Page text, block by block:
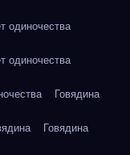
одиночества
одиночества
Говядина
Говядина